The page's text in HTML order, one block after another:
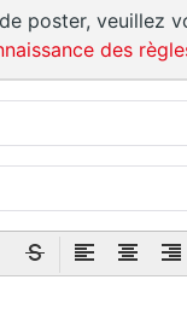
poster, veuillez
des